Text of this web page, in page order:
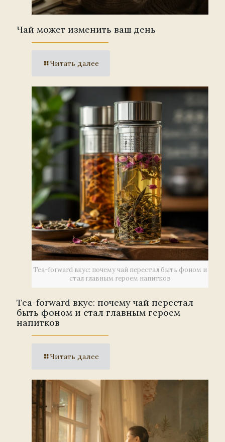
Чай может изменить ваш день
Читать далее
Tea-forward вкус: почему чай перестал быть фоном и
стал главным героем напитков
Tea-forward вкус: почему чай перестал
быть фоном и стал главным героем
напитков
Читать далее